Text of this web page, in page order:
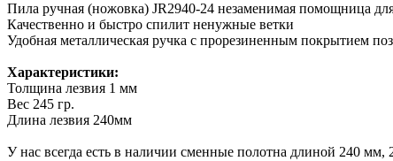
Пила ручная (ножовка) JR2940-24 незаменимая помощница
Качественно и быстро спилит ненужные ветки
Удобная металлическая ручка с прорезиненным покрытием
Характеристики:
Толщина лезвия 1 мм
Вес 245 гр.
Длина лезвия 240мм
У нас всегда есть в наличии сменные полотна длиной 240